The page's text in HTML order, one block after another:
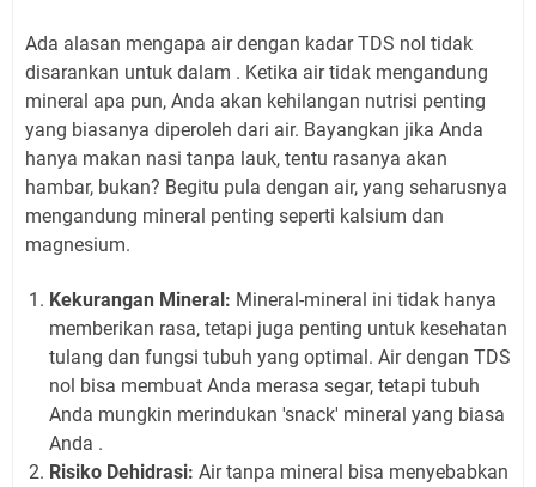
Ada alasan mengapa air dengan kadar TDS nol tidak
disarankan untuk dalam . Ketika air tidak mengandung
mineral apa pun, Anda akan kehilangan nutrisi penting
yang biasanya diperoleh dari air. Bayangkan jika Anda
hanya makan nasi tanpa lauk, tentu rasanya akan
hambar, bukan? Begitu pula dengan air, yang seharusnya
mengandung mineral penting seperti kalsium dan
magnesium.
Kekurangan Mineral: Mineral-mineral ini tidak hanya
memberikan rasa, tetapi juga penting untuk kesehatan
tulang dan fungsi tubuh yang optimal. Air dengan TDS
nol bisa membuat Anda merasa segar, tetapi tubuh
Anda mungkin merindukan 'snack' mineral yang biasa
Anda .
Risiko Dehidrasi: Air tanpa mineral bisa menyebabkan